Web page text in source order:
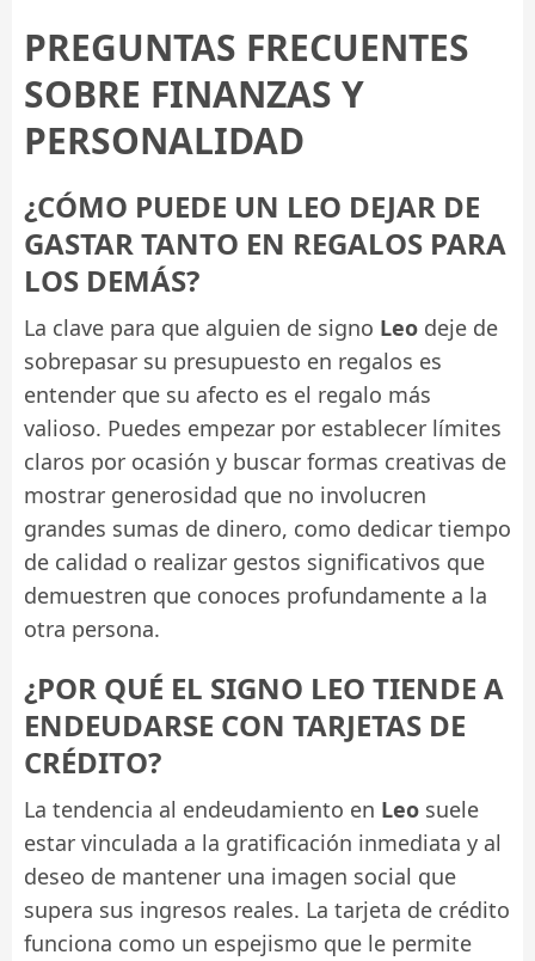
PREGUNTAS FRECUENTES
SOBRE FINANZAS Y
PERSONALIDAD
¿CÓMO PUEDE UN LEO DEJAR DE
GASTAR TANTO EN REGALOS PARA
LOS DEMÁS?
La clave para que alguien de signo Leo deje de
sobrepasar su presupuesto en regalos es
entender que su afecto es el regalo más
valioso. Puedes empezar por establecer límites
claros por ocasión y buscar formas creativas de
mostrar generosidad que no involucren
grandes sumas de dinero, como dedicar tiempo
de calidad o realizar gestos significativos que
demuestren que conoces profundamente a la
otra persona.
¿POR QUÉ EL SIGNO LEO TIENDE A
ENDEUDARSE CON TARJETAS DE
CRÉDITO?
La tendencia al endeudamiento en Leo suele
estar vinculada a la gratificación inmediata y al
deseo de mantener una imagen social que
supera sus ingresos reales. La tarjeta de crédito
funciona como un espejismo que le permite